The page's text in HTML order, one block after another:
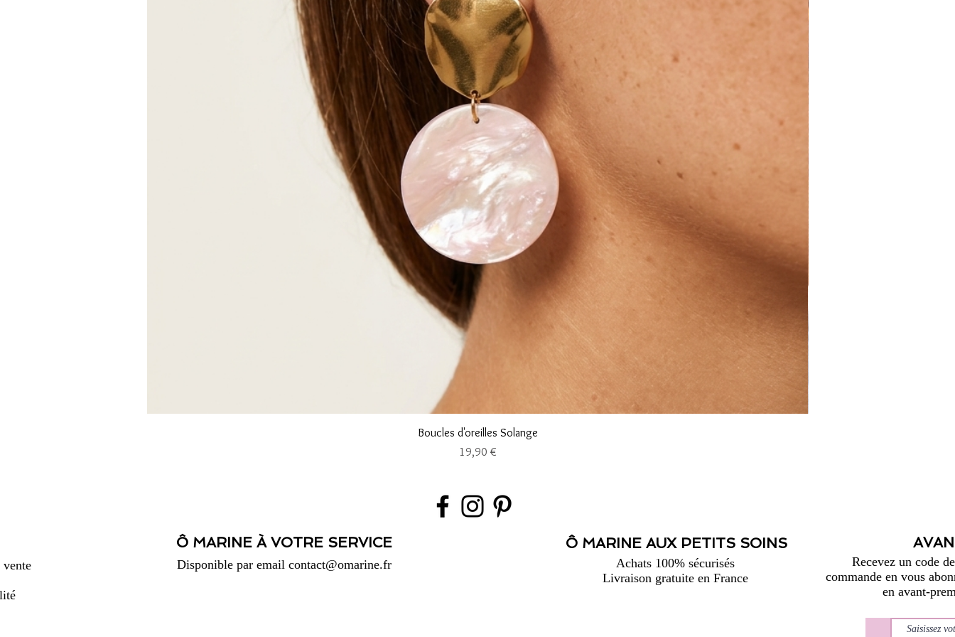
Aperçu rapide
Boucles d'oreilles Solange
Prix
19,90 €
vente
Ô MARINE À VOTRE SERVICE
Disponible par email contact@omarine.fr
Ô MARINE AUX PETITS SOINS
Achats 100% sécurisés
Livraison gratuite en France
Recevez un code
commande en vous
en avant-